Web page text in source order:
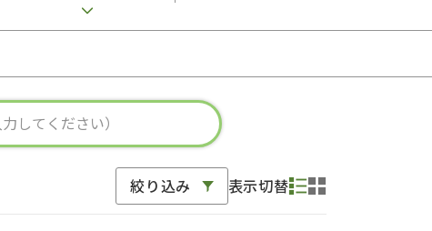
現
絞り込み 表示切替